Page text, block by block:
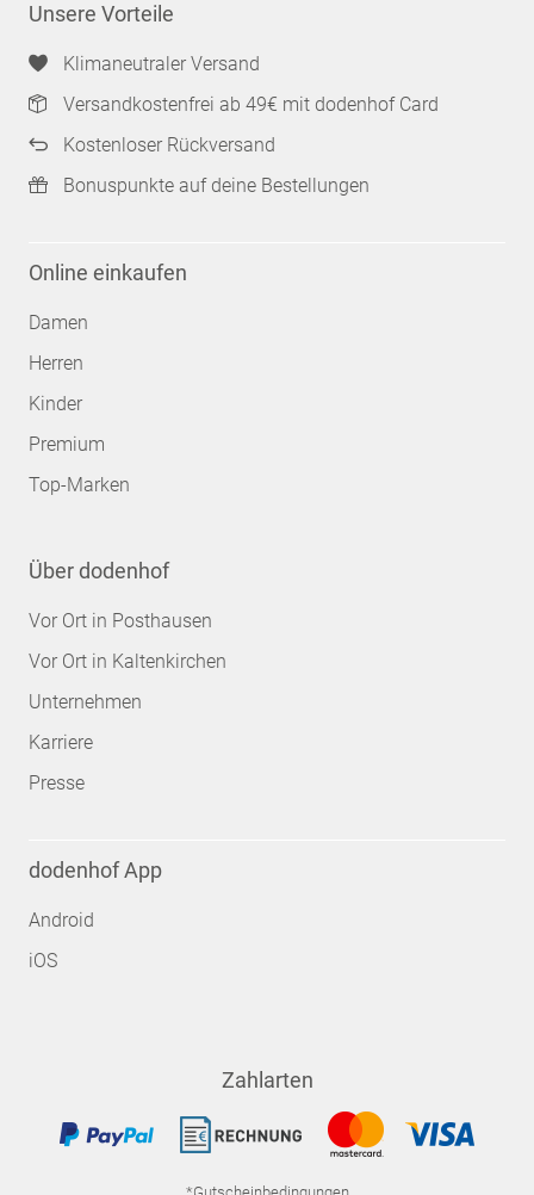
Unsere Vorteile
Klimaneutraler Versand
Versandkostenfrei ab 49€ mit dodenhof Card
Kostenloser Rückversand
Bonuspunkte auf deine Bestellungen
Online einkaufen
Damen
Herren
Kinder
Premium
Top-Marken
Über dodenhof
Vor Ort in Posthausen
Vor Ort in Kaltenkirchen
Unternehmen
Karriere
Presse
dodenhof App
Android
iOS
Zahlarten